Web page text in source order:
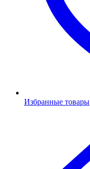
Избранные товары